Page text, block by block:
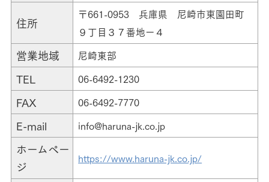
住所
〒661-0953 兵庫県 尼崎市東園田町
９丁目３７番地ー４
営業地域 尼崎東部
TEL 06-6492-1230
FAX 06-6492-7770
E-mail info@haruna-jk.co.jp
ホームペー
ジ
https://www.haruna-jk.co.jp/